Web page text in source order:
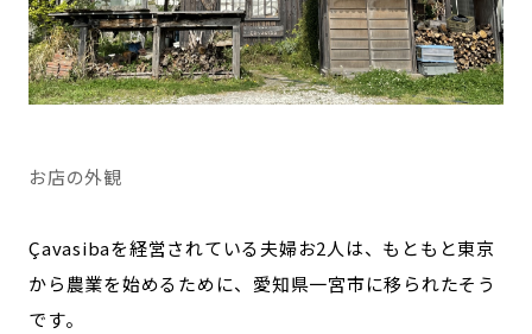
お店の外観
Çavasibaを経営されている夫婦お2人は、もともと東京
から農業を始めるために、愛知県一宮市に移られたそう
です。